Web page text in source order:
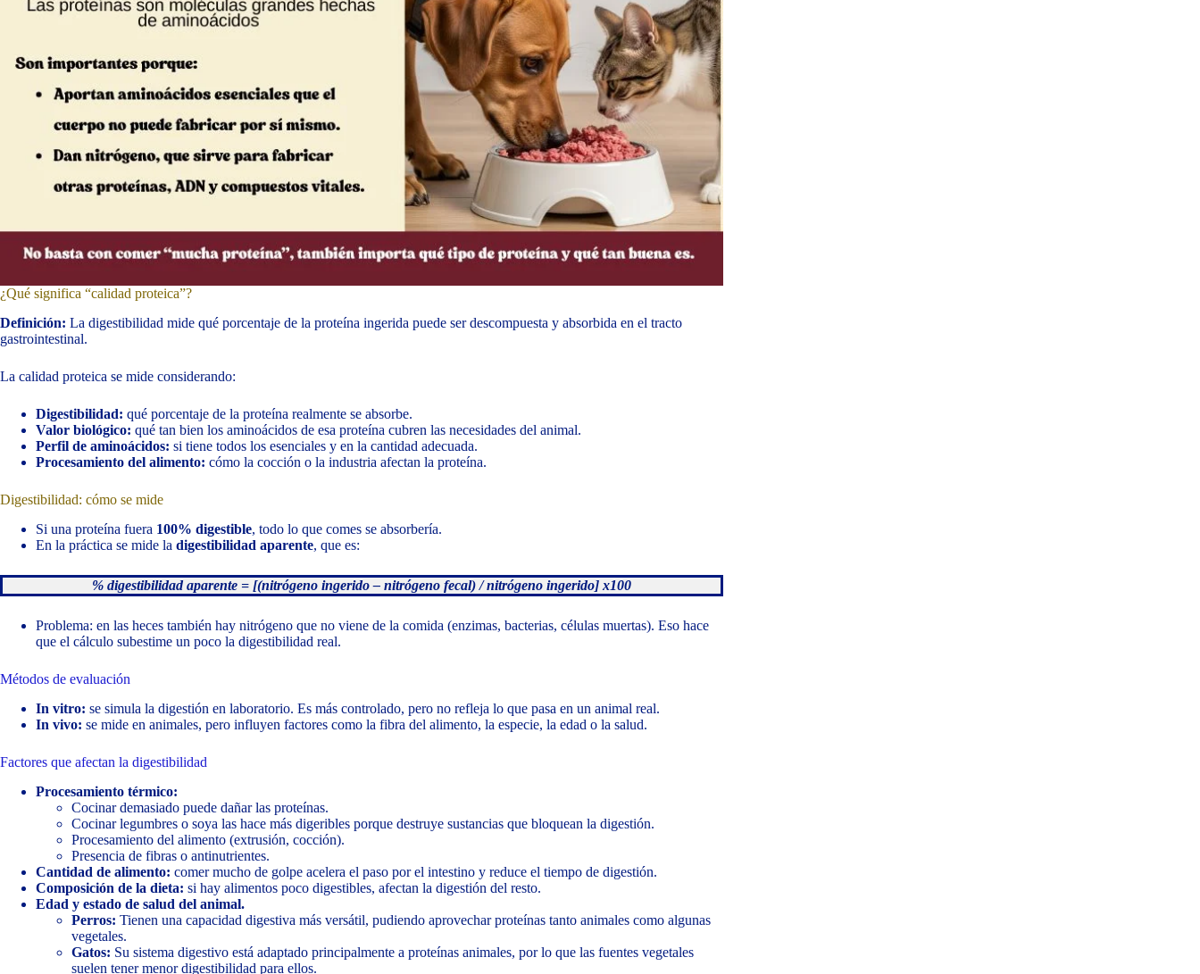
¿Qué significa “calidad proteica”?
Definición: La digestibilidad mide qué porcentaje de la proteína ingerida puede ser descompuesta y absorbida en el tracto
gastrointestinal.
La calidad proteica se mide considerando:
Digestibilidad: qué porcentaje de la proteína realmente se absorbe.
Valor biológico: qué tan bien los aminoácidos de esa proteína cubren las necesidades del animal.
Perfil de aminoácidos: si tiene todos los esenciales y en la cantidad adecuada.
Procesamiento del alimento: cómo la cocción o la industria afectan la proteína.
Digestibilidad: cómo se mide
Si una proteína fuera 100% digestible, todo lo que comes se absorbería.
En la práctica se mide la digestibilidad aparente, que es:
% digestibilidad aparente = [(nitrógeno ingerido – nitrógeno fecal) / nitrógeno ingerido] x100
Problema: en las heces también hay nitrógeno que no viene de la comida (enzimas, bacterias, células muertas). Eso hace
que el cálculo subestime un poco la digestibilidad real.
Métodos de evaluación
In vitro: se simula la digestión en laboratorio. Es más controlado, pero no refleja lo que pasa en un animal real.
In vivo: se mide en animales, pero influyen factores como la fibra del alimento, la especie, la edad o la salud.
Factores que afectan la digestibilidad
Procesamiento térmico:
Cocinar demasiado puede dañar las proteínas.
Cocinar legumbres o soya las hace más digeribles porque destruye sustancias que bloquean la digestión.
Procesamiento del alimento (extrusión, cocción).
Presencia de fibras o antinutrientes.
Cantidad de alimento: comer mucho de golpe acelera el paso por el intestino y reduce el tiempo de digestión.
Composición de la dieta: si hay alimentos poco digestibles, afectan la digestión del resto.
Edad y estado de salud del animal.
Perros: Tienen una capacidad digestiva más versátil, pudiendo aprovechar proteínas tanto animales como algunas
vegetales.
Gatos: Su sistema digestivo está adaptado principalmente a proteínas animales, por lo que las fuentes vegetales
suelen tener menor digestibilidad para ellos.